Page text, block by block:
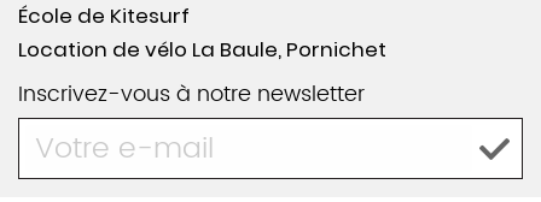
École de Kitesurf
Location de vélo La Baule, Pornichet
Inscrivez-vous à notre newsletter